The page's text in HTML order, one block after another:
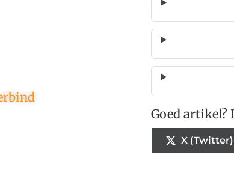
Goed artikel?
X (Twitter)